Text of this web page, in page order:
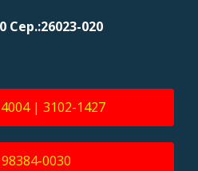
Cep.:26023-020
| 3102-1427
0030